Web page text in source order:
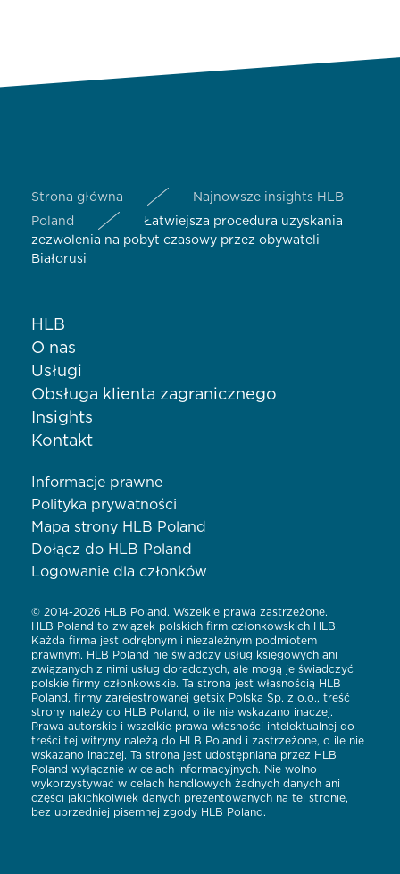
Strona główna
Najnowsze insights HLB
Poland
Łatwiejsza procedura uzyskania
zezwolenia na pobyt czasowy przez obywateli
Białorusi
HLB
O nas
Usługi
Obsługa klienta zagranicznego
Insights
Kontakt
Informacje prawne
Polityka prywatności
Mapa strony HLB Poland
Dołącz do HLB Poland
Logowanie dla członków
© 2014-2026 HLB Poland. Wszelkie prawa zastrzeżone.
HLB Poland to związek polskich firm członkowskich HLB.
Każda firma jest odrębnym i niezależnym podmiotem
prawnym. HLB Poland nie świadczy usług księgowych ani
związanych z nimi usług doradczych, ale mogą je świadczyć
polskie firmy członkowskie. Ta strona jest własnością HLB
Poland, firmy zarejestrowanej getsix Polska Sp. z o.o., treść
strony należy do HLB Poland, o ile nie wskazano inaczej.
Prawa autorskie i wszelkie prawa własności intelektualnej do
treści tej witryny należą do HLB Poland i zastrzeżone, o ile nie
wskazano inaczej. Ta strona jest udostępniana przez HLB
Poland wyłącznie w celach informacyjnych. Nie wolno
wykorzystywać w celach handlowych żadnych danych ani
części jakichkolwiek danych prezentowanych na tej stronie,
bez uprzedniej pisemnej zgody HLB Poland.